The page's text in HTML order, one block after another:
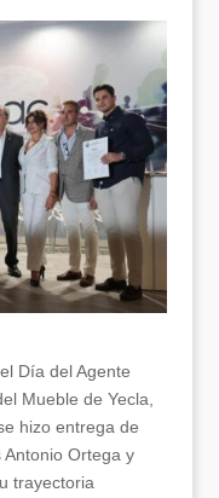
Día del Agente
Mueble de Yecla,
hizo entrega de
Ortega y
trayectoria